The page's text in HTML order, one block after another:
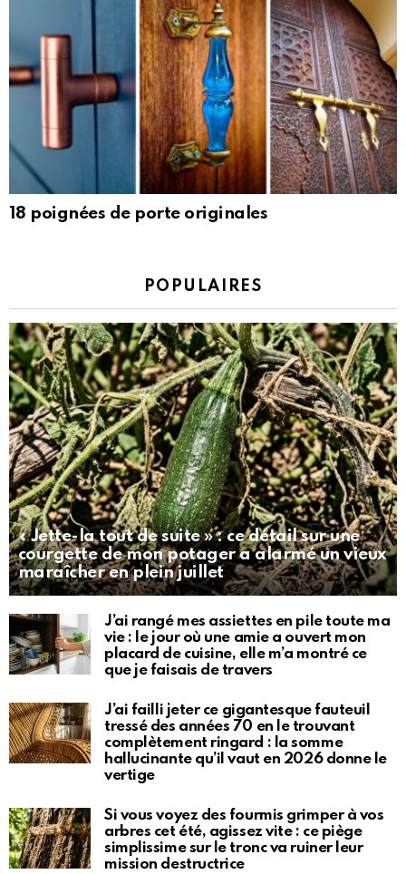
18 poignées de porte originales
POPULAIRES
« Jette-la tout de suite » : ce détail sur une
courgette de mon potager a alarmé un vieux
maraîcher en plein juillet
J’ai rangé mes assiettes en pile toute ma
vie : le jour où une amie a ouvert mon
placard de cuisine, elle m’a montré ce
que je faisais de travers
J’ai failli jeter ce gigantesque fauteuil
tressé des années 70 en le trouvant
complètement ringard : la somme
hallucinante qu’il vaut en 2026 donne le
vertige
Si vous voyez des fourmis grimper à vos
arbres cet été, agissez vite : ce piège
simplissime sur le tronc va ruiner leur
mission destructrice